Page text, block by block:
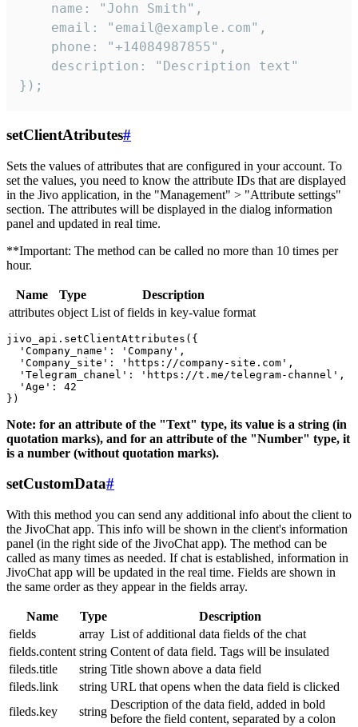
    name: "John Smith",
    email: "email@example.com",
    phone: "+14084987855",
    description: "Description text"
});
setClientAtributes#
Sets the values ​​of attributes that are configured in your account. To
set the values, you need to know the attribute IDs that are displayed
in the Jivo application, in the "Management" > "Attribute settings"
section. The attributes will be displayed in the dialog information
panel and updated in real time.
**Important: The method can be called no more than 10 times per
hour.
Name Type
Description
attributes object List of fields in key-value format
jivo_api.setClientAttributes({
  'Company_name': 'Company',
  'Company_site': 'https://company-site.com',
  'Telegram_chanel': 'https://t.me/telegram-channel',
  'Age': 42
Note: for an attribute of the "Text" type, its value is a string (in
quotation marks), and for an attribute of the "Number" type, it
is a number (without quotation marks).
setCustomData#
With this method you can send any additional info about the client to
the JivoChat app. This info will be shown in the client's information
panel (in the right side of the JivoChat app). The method can be
called as many times as needed. If chat is established, information in
JivoChat app will be updated in the real time. Fields are shown in
the same order as they appear in the fields array.
Name Type
Description
fields
array List of additional data fields of the chat
fields.content string Content of data field. Tags will be insulated
fileds.title
string Title shown above a data field
fileds.link
string URL that opens when the data field is clicked
fileds.key
string
Description of the data field, added in bold
before the field content, separated by a colon